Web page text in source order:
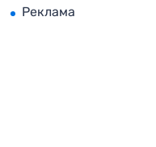
Реклама